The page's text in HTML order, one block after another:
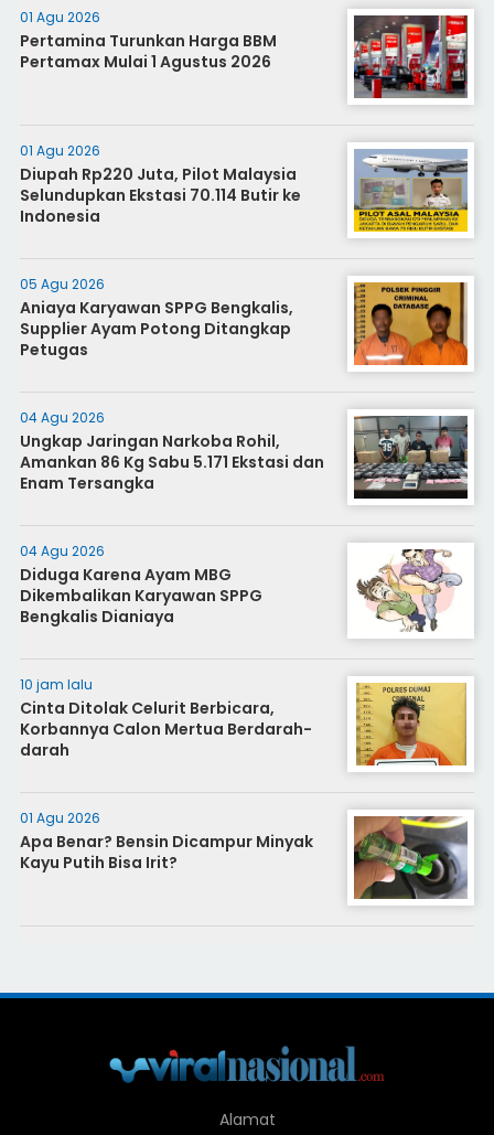
01 Agu 2026
Pertamina Turunkan Harga BBM
Pertamax Mulai 1 Agustus 2026
01 Agu 2026
Diupah Rp220 Juta, Pilot Malaysia
Selundupkan Ekstasi 70.114 Butir ke
Indonesia
05 Agu 2026
Aniaya Karyawan SPPG Bengkalis,
Supplier Ayam Potong Ditangkap
Petugas
04 Agu 2026
Ungkap Jaringan Narkoba Rohil,
Amankan 86 Kg Sabu 5.171 Ekstasi dan
Enam Tersangka
04 Agu 2026
Diduga Karena Ayam MBG
Dikembalikan Karyawan SPPG
Bengkalis Dianiaya
10 jam lalu
Cinta Ditolak Celurit Berbicara,
Korbannya Calon Mertua Berdarah-
darah
01 Agu 2026
Apa Benar? Bensin Dicampur Minyak
Kayu Putih Bisa Irit?
Alamat